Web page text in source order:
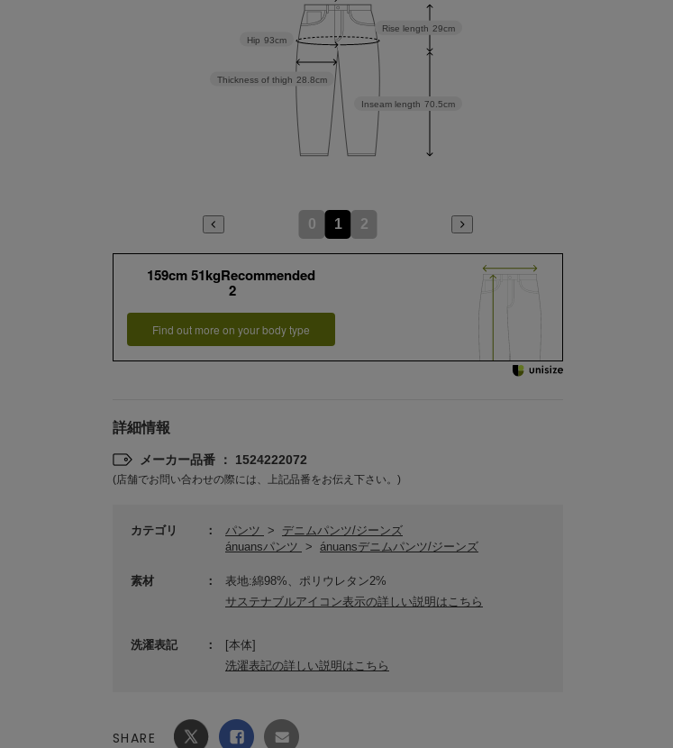
Inseam length 70.5cm
Rise length 29cm
Thickness of thigh 28.8cm
Hip 93cm
0 1 2
159cm 51kgRecommended
2
Find out more on your body type
詳細情報
メーカー品番 ： 1524222072
(店舗でお問い合わせの際には、上記品番をお伝え下さい。)
カテゴリ パンツ >
デニムパンツ/ジーンズ
ánuansパンツ > ánuansデニムパンツ/ジーンズ
素材
表地:綿98%、ポリウレタン2%
サステナブルアイコン表示の詳しい説明はこちら
洗濯表記
[本体]
洗濯表記の詳しい説明はこちら
SHARE